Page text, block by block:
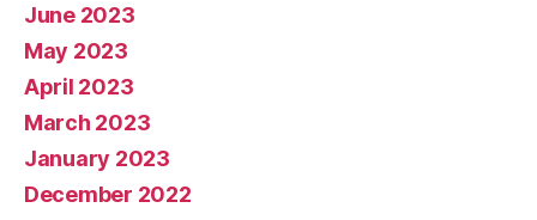
June 2023
May 2023
April 2023
March 2023
January 2023
December 2022